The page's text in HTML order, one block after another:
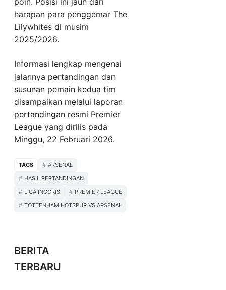
harapan para penggemar The
Lilywhites di musim
2025/2026.
Informasi lengkap mengenai
jalannya pertandingan dan
susunan pemain kedua tim
disampaikan melalui laporan
pertandingan resmi Premier
League yang dirilis pada
Minggu, 22 Februari 2026.
TAGS
ARSENAL
HASIL PERTANDINGAN
LIGA INGGRIS
PREMIER LEAGUE
TOTTENHAM HOTSPUR VS ARSENAL
BERITA
TERBARU